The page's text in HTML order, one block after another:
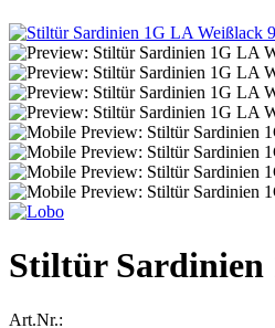
Stiltür Sardinien
Art.Nr.: